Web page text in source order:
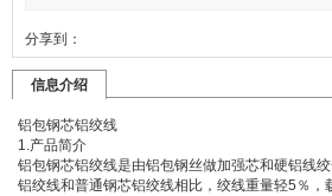
分享到：
信息介绍
铝包钢芯铝绞线
1.产品简介
铝包钢芯铝绞线是由铝包钢丝做加强芯和硬铝线
铝绞线和普通钢芯铝绞线相比，绞线重量轻5％，